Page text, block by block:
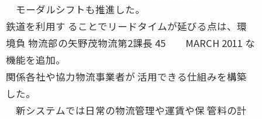
モーダルシフトも推進した。
鉄道を利用す ることでリードタイムが延びる点は、環
境負 物流部の矢野茂物流第2課長 45 MARCH 2011 な
機能を追加。
関係各社や協力物流事業者が 活用できる仕組みを構築
した。
新システムでは日常の物流管理や運賃や保 管料の計